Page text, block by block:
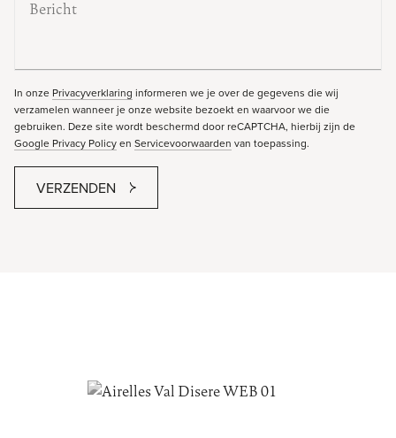
In onze Privacyverklaring informeren we je over de gegevens die wij
verzamelen wanneer je onze website bezoekt en waarvoor we die
gebruiken. Deze site wordt beschermd door reCAPTCHA, hierbij zijn de
Google Privacy Policyen Servicevoorwaarden van toepassing.
VERZENDEN